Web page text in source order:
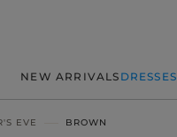
NEW ARRIVALS DRESSES
EVE BROWN